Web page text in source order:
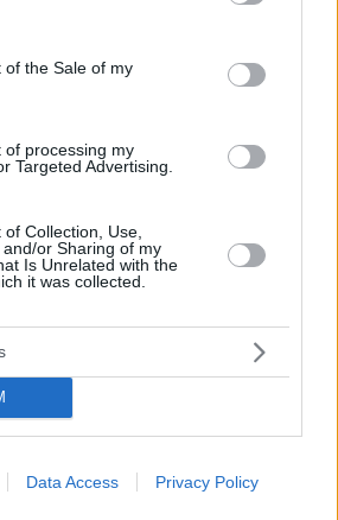
to Google and its third-party tags to
specified purposes in below Google
of the Sale of my
of processing my
Targeted Advertising.
Collection, Use,
or Sharing of my
Is Unrelated with the
it was collected.
Data Access Privacy Policy
εισέρχονται για πρώτη φορά στο
Σχολιασμένα
στη Θάσο: Πεύκα που φτάνουν